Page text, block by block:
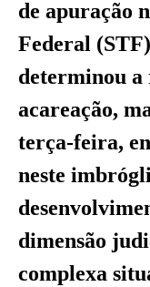
de apuração
Federal
determinou a
acareação,
terça-feira,
neste
dimensão
complexa